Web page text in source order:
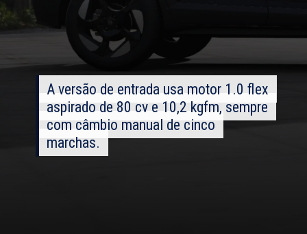
A versão de entrada usa motor 1.0 flex
aspirado de 80 cv e 10,2 kgfm, sempre
com câmbio manual de cinco
marchas.
A versão de entrada usa motor 1.0 flex
aspirado de 80 cv e 10,2 kgfm, sempre
com câmbio manual de cinco
marchas.